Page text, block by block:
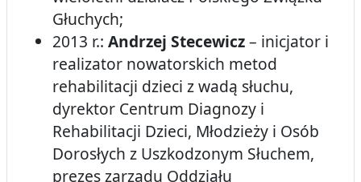
Głuchych;
2013 r.: Andrzej Stecewicz– inicjator i
realizator nowatorskich metod
rehabilitacji dzieci z wadą słuchu,
dyrektor Centrum Diagnozy i
Rehabilitacji Dzieci, Młodzieży i Osób
Dorosłych z Uszkodzonym Słuchem,
prezes zarządu Oddziału